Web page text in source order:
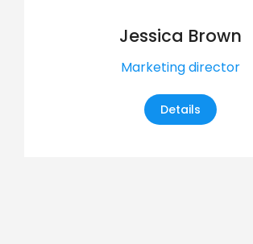
Jessica Brown
Marketing director
Details